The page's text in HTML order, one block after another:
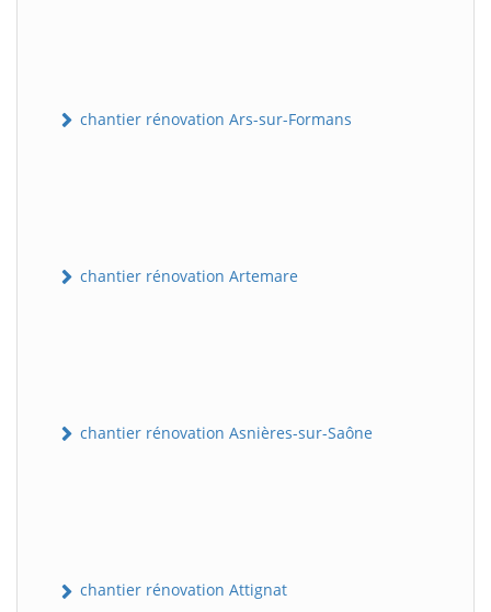
chantier rénovation Ars-sur-Formans
chantier rénovation Artemare
chantier rénovation Asnières-sur-Saône
chantier rénovation Attignat